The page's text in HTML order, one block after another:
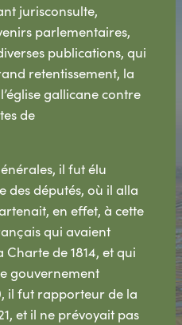
jurisconsulte,
parlementaires,
publications, qui
retentissement, la
gallicane contre
de
il fut élu
des députés, où il alla
en effet, à cette
qui avaient
de 1814, et qui
gouvernement
il fut rapporteur de la
et il ne prévoyait pas